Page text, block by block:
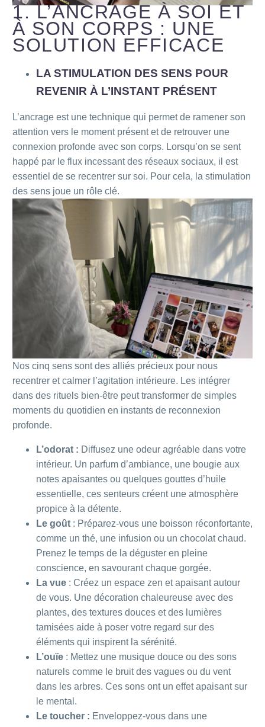
1. L’ANCRAGE À SOI ET
À SON CORPS : UNE
SOLUTION EFFICACE
LA STIMULATION DES SENS POUR
REVENIR À L’INSTANT PRÉSENT
L’ancrage est une technique qui permet de ramener son
attention vers le moment présent et de retrouver une
connexion profonde avec son corps. Lorsqu’on se sent
happé par le flux incessant des réseaux sociaux, il est
essentiel de se recentrer sur soi. Pour cela, la stimulation
des sens joue un rôle clé.
Nos cinq sens sont des alliés précieux pour nous
recentrer et calmer l’agitation intérieure. Les intégrer
dans des rituels bien-être peut transformer de simples
moments du quotidien en instants de reconnexion
profonde.
L’odorat : Diffusez une odeur agréable dans votre
intérieur. Un parfum d’ambiance, une bougie aux
notes apaisantes ou quelques gouttes d’huile
essentielle, ces senteurs créent une atmosphère
propice à la détente.
Le goût : Préparez-vous une boisson réconfortante,
comme un thé, une infusion ou un chocolat chaud.
Prenez le temps de la déguster en pleine
conscience, en savourant chaque gorgée.
La vue : Créez un espace zen et apaisant autour
de vous. Une décoration chaleureuse avec des
plantes, des textures douces et des lumières
tamisées aide à poser votre regard sur des
éléments qui inspirent la sérénité.
L’ouïe : Mettez une musique douce ou des sons
naturels comme le bruit des vagues ou du vent
dans les arbres. Ces sons ont un effet apaisant sur
le mental.
Le toucher : Enveloppez-vous dans une